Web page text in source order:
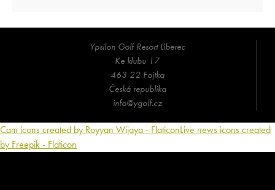
Ypsilon Golf Resort Liberec
Ke klubu 17
463 22 Fojtka
Česká republika
info@ygolf.cz
Cam icons created by Royyan Wijaya - FlaticonLive news icons created
by Freepik - Flaticon